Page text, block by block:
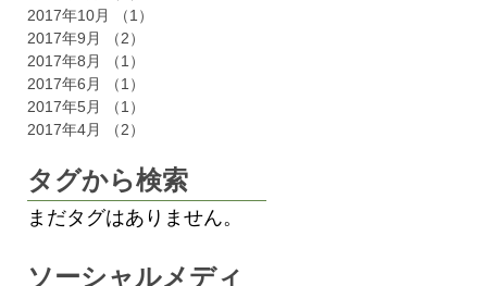
2017年10月
（1）
2017年9月
（2）
2017年8月
（1）
2017年6月
（1）
2017年5月
（1）
2017年4月
（2）
タグから検索
まだタグはありません。
ソーシャルメディ